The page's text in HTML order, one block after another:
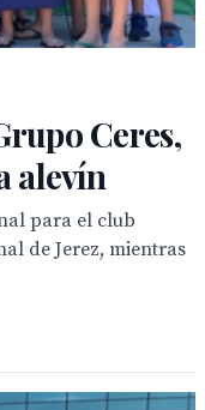
Ceres,
alevín
para el club
de Jerez, mientras